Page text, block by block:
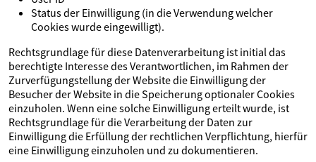
Status der Einwilligung (in die Verwendung welcher
Cookies wurde eingewilligt).
Rechtsgrundlage für diese Datenverarbeitung ist initial das
berechtigte Interesse des Verantwortlichen, im Rahmen der
Zurverfügungstellung der Website die Einwilligung der
Besucher der Website in die Speicherung optionaler Cookies
einzuholen. Wenn eine solche Einwilligung erteilt wurde, ist
Rechtsgrundlage für die Verarbeitung der Daten zur
Einwilligung die Erfüllung der rechtlichen Verpflichtung, hierfür
eine Einwilligung einzuholen und zu dokumentieren.